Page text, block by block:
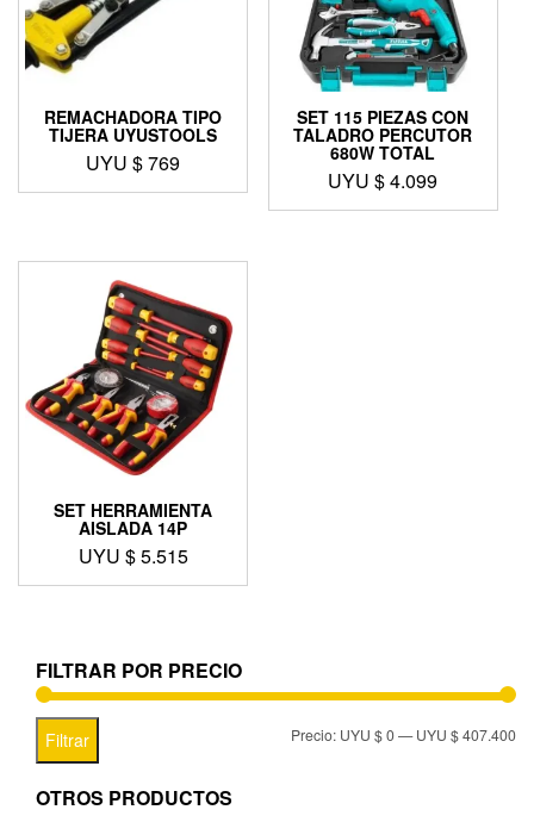
REMACHADORA TIPO
TIJERA UYUSTOOLS
UYU $769
SET 115 PIEZAS CON
TALADRO PERCUTOR
680W TOTAL
UYU $4.099
SET HERRAMIENTA
AISLADA 14P
UYU $5.515
FILTRAR POR PRECIO
Filtrar Precio: UYU $ 0—UYU $ 407.400
OTROS PRODUCTOS